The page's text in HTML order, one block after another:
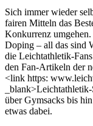
Sich immer wieder
fairen Mitteln das
Konkurrenz
Doping – all das sind
die Leichtathletik-
den Fan-Artikeln der
<link https:
über Gymsacks bis
etwas dabei.